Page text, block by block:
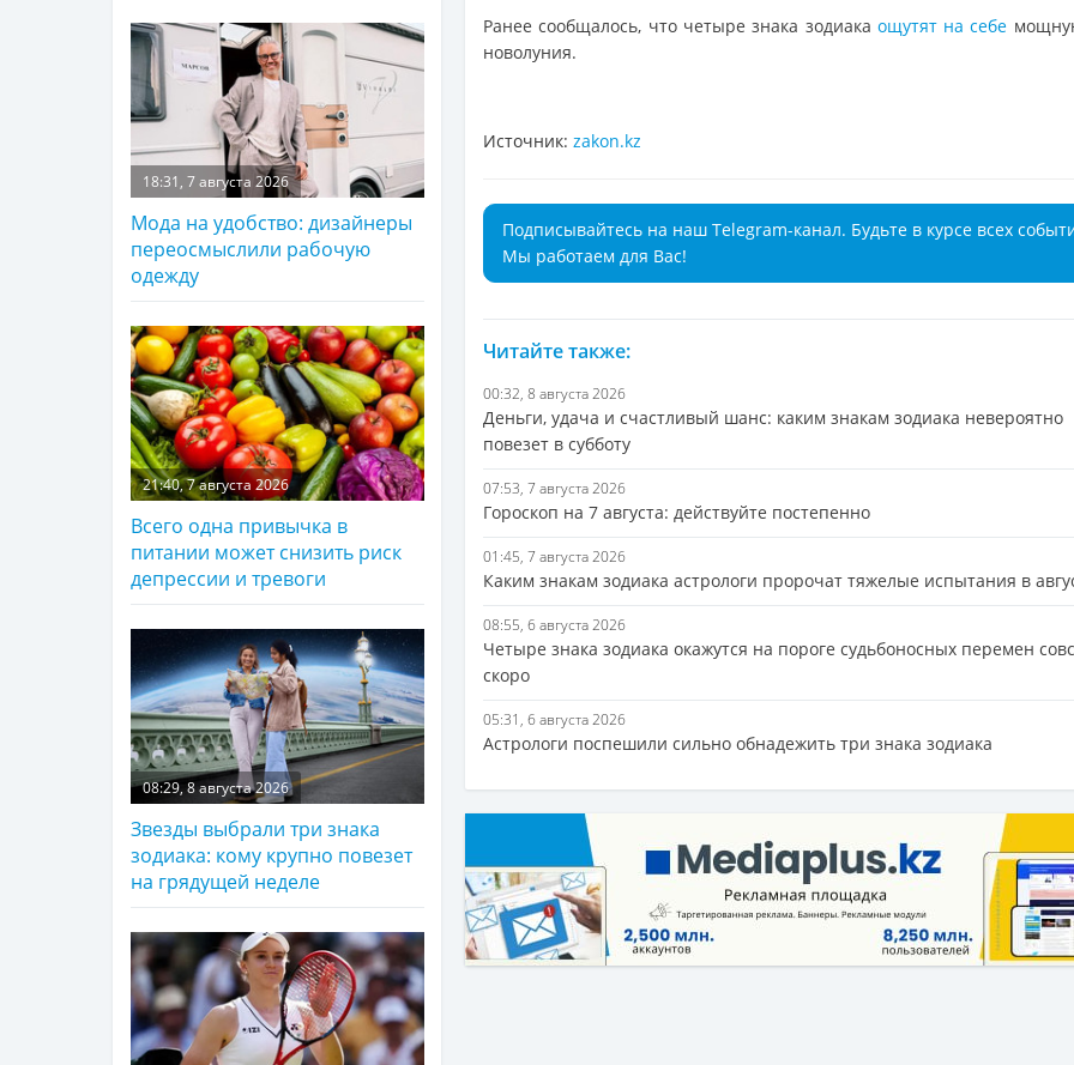
Ранее сообщалось, что четыре знака зодиака ощутят на себе
новолуния.
Источник: zakon.kz
Подписывайтесь на наш Telegram-канал. Будьте в курсе всех
Мы работаем для Вас!
Читайте также:
00:32, 8 августа 2026
Деньги, удача и счастливый шанс: каким знакам зодиака невероятно
повезет в субботу
07:53, 7 августа 2026
Гороскоп на 7 августа: действуйте постепенно
01:45, 7 августа 2026
Каким знакам зодиака астрологи пророчат тяжелые испытания в
08:55, 6 августа 2026
Четыре знака зодиака окажутся на пороге судьбоносных перемен
скоро
05:31, 6 августа 2026
Астрологи поспешили сильно обнадежить три знака зодиака
18:31, 7 августа 2026
Мода на удобство: дизайнеры
переосмыслили рабочую
одежду
21:40, 7 августа 2026
Всего одна привычка в
питании может снизить риск
депрессии и тревоги
08:29, 8 августа 2026
Звезды выбрали три знака
зодиака: кому крупно повезет
на грядущей неделе